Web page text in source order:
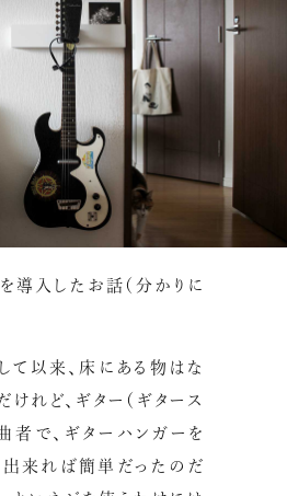
導入したお話（分かりに
て以来、床にある物はな
れど、ギター（ギタース
者で、ギターハンガーを
来れば簡単だったのだ